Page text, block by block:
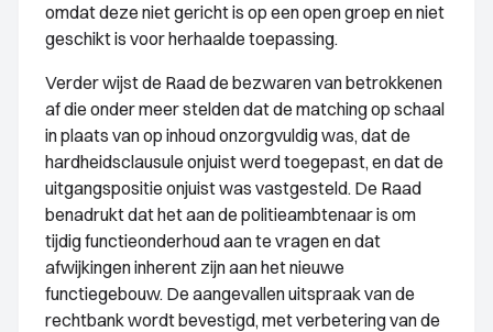
omdat deze niet gericht is op een open groep en niet
geschikt is voor herhaalde toepassing.
Verder wijst de Raad de bezwaren van betrokkenen
af die onder meer stelden dat de matching op schaal
in plaats van op inhoud onzorgvuldig was, dat de
hardheidsclausule onjuist werd toegepast, en dat de
uitgangspositie onjuist was vastgesteld. De Raad
benadrukt dat het aan de politieambtenaar is om
tijdig functieonderhoud aan te vragen en dat
afwijkingen inherent zijn aan het nieuwe
functiegebouw. De aangevallen uitspraak van de
rechtbank wordt bevestigd, met verbetering van de